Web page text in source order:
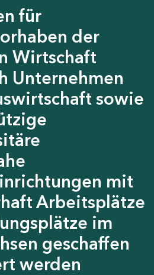
für
der
Wirtschaft
Unternehmen
sowie
mit
Arbeitsplätze
im
geschaffen
werden